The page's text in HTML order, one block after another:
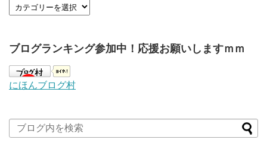
ブログランキング参加中！応援お願いしますｍｍ
にほんブログ村